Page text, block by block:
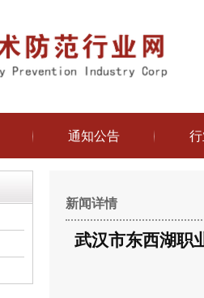
通知公告
新闻详情
武汉市东西湖职